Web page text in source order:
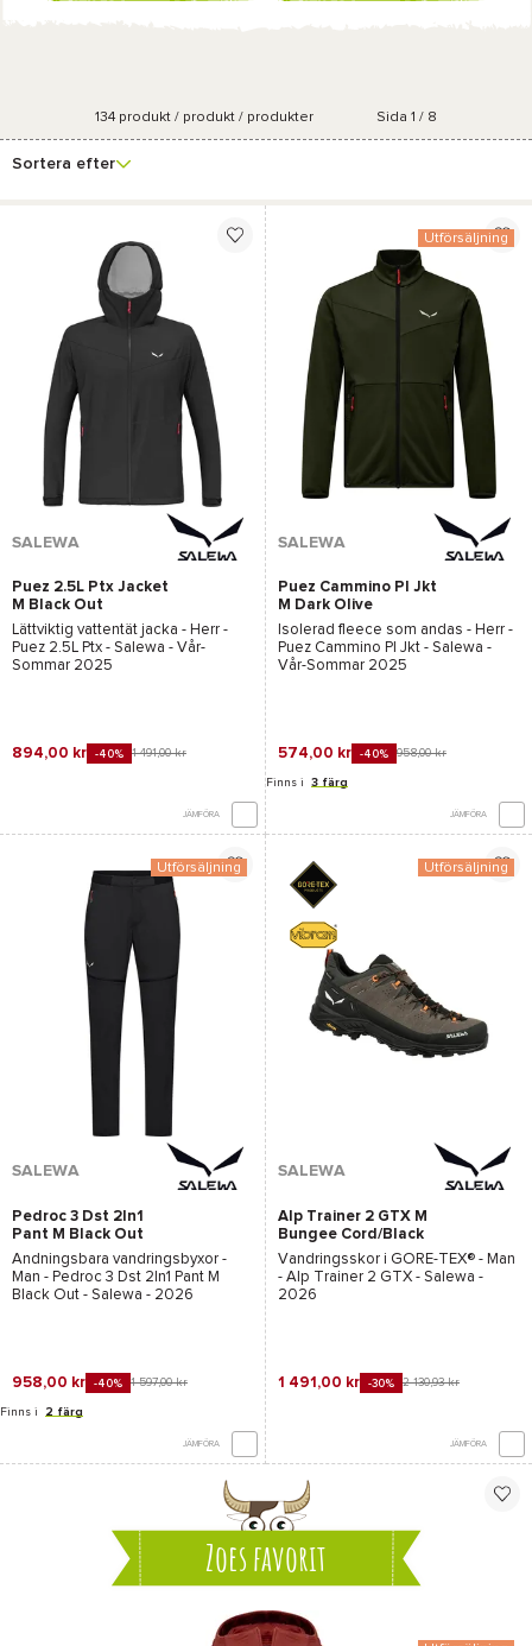
filter
134 produkt / produkt / produkter Sida 1 / 8
Sortera efter
SALEWA
Puez 2.5L Ptx Jacket
M Black Out
Lättviktig vattentät jacka - Herr -
Puez 2.5L Ptx - Salewa - Vår-
Sommar 2025
894,00 kr -40% 1 491,00 kr
JÄMFÖRA
Utförsäljning
SALEWA
Puez Cammino Pl Jkt
M Dark Olive
Isolerad fleece som andas - Herr -
Puez Cammino Pl Jkt - Salewa -
Vår-Sommar 2025
574,00 kr -40% 958,00 kr
Finns i 3 färg
JÄMFÖRA
Utförsäljning
SALEWA
Pedroc 3 Dst 2In1
Pant M Black Out
Andningsbara vandringsbyxor -
Man - Pedroc 3 Dst 2In1 Pant M
Black Out - Salewa - 2026
958,00 kr -40% 1 597,00 kr
Finns i 2 färg
JÄMFÖRA
Utförsäljning
SALEWA
Alp Trainer 2 GTX M
Bungee Cord/Black
Vandringsskor i GORE-TEX® - Man
- Alp Trainer 2 GTX - Salewa -
2026
1 491,00 kr -30% 2 130,93 kr
JÄMFÖRA
Zoes favorit